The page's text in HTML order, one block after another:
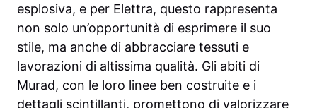
esplosiva, e per Elettra, questo rappresenta
non solo un’opportunità di esprimere il suo
stile, ma anche di abbracciare tessuti e
lavorazioni di altissima qualità. Gli abiti di
Murad, con le loro linee ben costruite e i
dettagli scintillanti, promettono di valorizzare